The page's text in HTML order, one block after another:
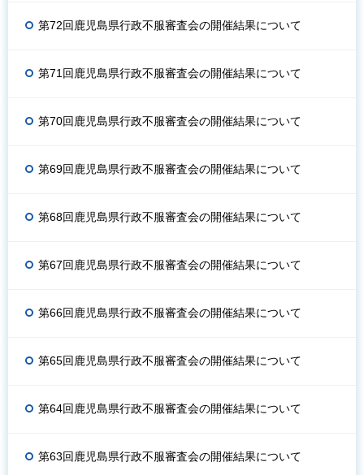
第72回鹿児島県行政不服審査会の開催結果について
第71回鹿児島県行政不服審査会の開催結果について
第70回鹿児島県行政不服審査会の開催結果について
第69回鹿児島県行政不服審査会の開催結果について
第68回鹿児島県行政不服審査会の開催結果について
第67回鹿児島県行政不服審査会の開催結果について
第66回鹿児島県行政不服審査会の開催結果について
第65回鹿児島県行政不服審査会の開催結果について
第64回鹿児島県行政不服審査会の開催結果について
第63回鹿児島県行政不服審査会の開催結果について